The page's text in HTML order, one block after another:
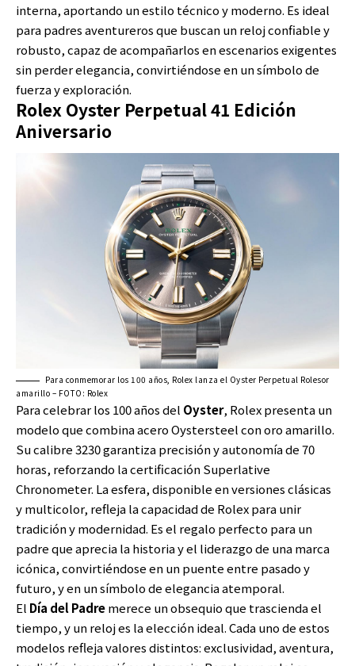
interna, aportando un estilo técnico y moderno. Es ideal
para padres aventureros que buscan un reloj confiable y
robusto, capaz de acompañarlos en escenarios exigentes
sin perder elegancia, convirtiéndose en un símbolo de
fuerza y exploración.
Rolex Oyster Perpetual 41 Edición
Aniversario
Para conmemorar los 100 años, Rolex lanza el Oyster Perpetual Rolesor
amarillo – FOTO: Rolex
Para celebrar los 100 años del Oyster, Rolex presenta un
modelo que combina acero Oystersteel con oro amarillo.
Su calibre 3230 garantiza precisión y autonomía de 70
horas, reforzando la certificación Superlative
Chronometer. La esfera, disponible en versiones clásicas
y multicolor, refleja la capacidad de Rolex para unir
tradición y modernidad. Es el regalo perfecto para un
padre que aprecia la historia y el liderazgo de una marca
icónica, convirtiéndose en un puente entre pasado y
futuro, y en un símbolo de elegancia atemporal.
El Día del Padremerece un obsequio que trascienda el
tiempo, y un reloj es la elección ideal. Cada uno de estos
modelos refleja valores distintos: exclusividad, aventura,